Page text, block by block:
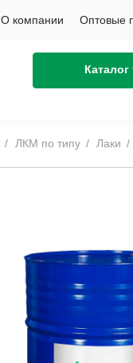
О компании Оптовые
ЛКМ по типу Лаки